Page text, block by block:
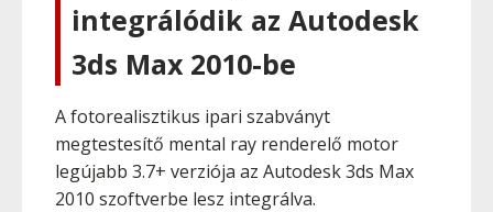
integrálódik az Autodesk
3ds Max 2010-be
A fotorealisztikus ipari szabványt
megtestesítő mental ray renderelő motor
legújabb 3.7+ verziója az Autodesk 3ds Max
2010 szoftverbe lesz integrálva.